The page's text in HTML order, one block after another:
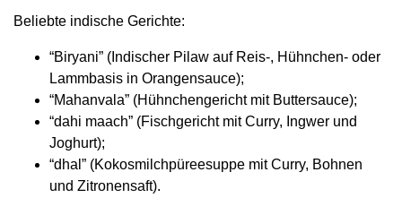
Beliebte indische Gerichte:
“Biryani” (Indischer Pilaw auf Reis-, Hühnchen- oder
Lammbasis in Orangensauce);
“Mahanvala” (Hühnchengericht mit Buttersauce);
“dahi maach” (Fischgericht mit Curry, Ingwer und
Joghurt);
“dhal” (Kokosmilchpüreesuppe mit Curry, Bohnen
und Zitronensaft).